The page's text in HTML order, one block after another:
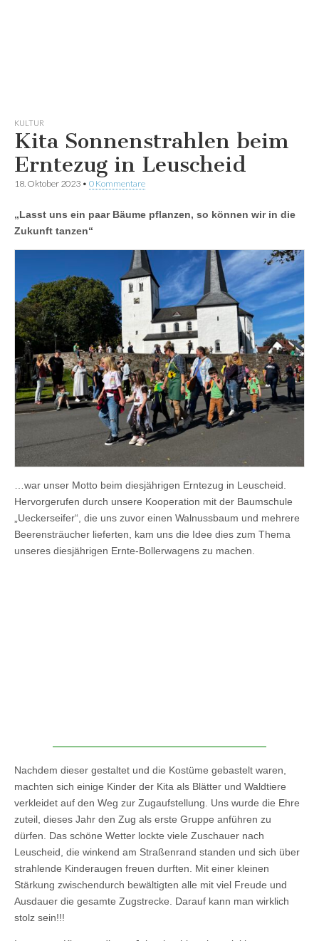
KULTUR
Kita Sonnenstrahlen beim
Erntezug in Leuscheid
18. Oktober 2023 • 0 Kommentare
„Lasst uns ein paar Bäume pflanzen, so können wir in die
Zukunft tanzen“
…war unser Motto beim diesjährigen Erntezug in Leuscheid.
Hervorgerufen durch unsere Kooperation mit der Baumschule
„Ueckerseifer“, die uns zuvor einen Walnussbaum und mehrere
Beerensträucher lieferten, kam uns die Idee dies zum Thema
unseres diesjährigen Ernte-Bollerwagens zu machen.
Nachdem dieser gestaltet und die Kostüme gebastelt waren,
machten sich einige Kinder der Kita als Blätter und Waldtiere
verkleidet auf den Weg zur Zugaufstellung. Uns wurde die Ehre
zuteil, dieses Jahr den Zug als erste Gruppe anführen zu
dürfen. Das schöne Wetter lockte viele Zuschauer nach
Leuscheid, die winkend am Straßenrand standen und sich über
strahlende Kinderaugen freuen durften. Mit einer kleinen
Stärkung zwischendurch bewältigten alle mit viel Freude und
Ausdauer die gesamte Zugstrecke. Darauf kann man wirklich
stolz sein!!!